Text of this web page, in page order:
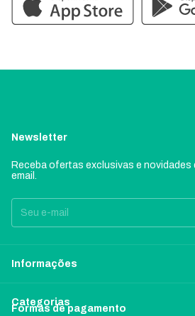
Newsletter
Receba ofertas exclusivas e novidades
email.
Informações
Categorias
Formas de pagamento